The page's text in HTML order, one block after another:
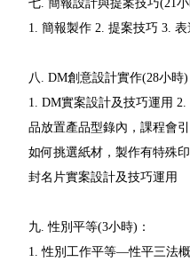
七. 簡報設計與提案技巧(21小
1. 簡報製作 2. 提案技巧 3. 表
八. DM創意設計實作(28小時)
1. DM實案設計及技巧運用
品放置產品型錄內，課程會
如何挑選紙材，製作有特殊
封名片實案設計及技巧運用
九. 性別平等(3小時)：
1. 性別工作平等—性平三法